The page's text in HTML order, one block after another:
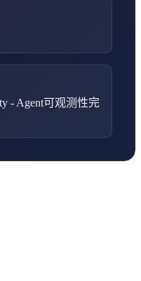
- Agent可观测性完